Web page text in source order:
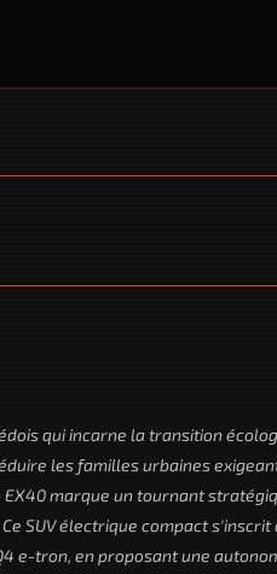
qui incarne la transition
les familles urbaines
marque un tournant
SUV électrique compact
e-tron, en proposant une